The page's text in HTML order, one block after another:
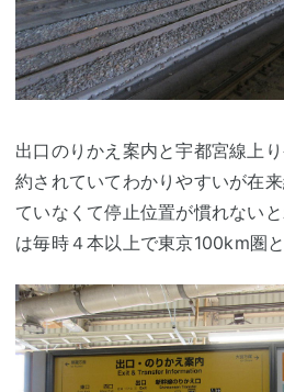
出口のりかえ案内と宇都宮線上
約されていてわかりやすいが在
ていなくて停止位置が慣れない
は毎時４本以上で東京100km圏